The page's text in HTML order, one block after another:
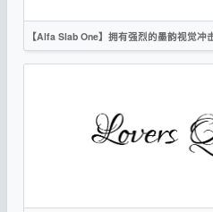
【Alfa Slab One】拥有强烈的墨韵视觉冲
英文
衬线
OFL